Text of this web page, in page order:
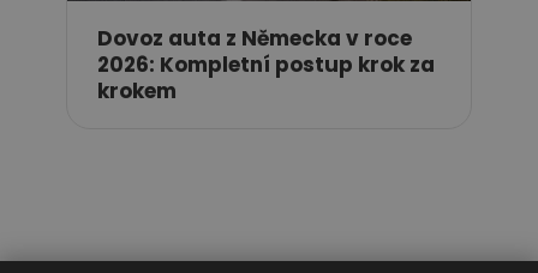
Dovoz auta z Německa v roce
2026: Kompletní postup krok za
krokem